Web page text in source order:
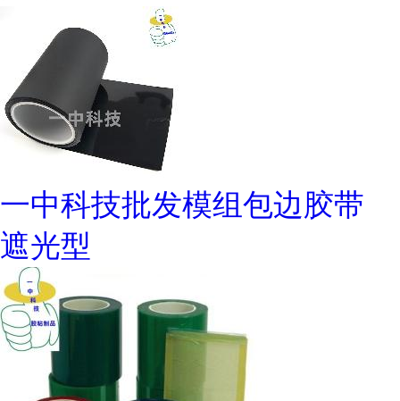
一中科技批发模组包边胶带
遮光型